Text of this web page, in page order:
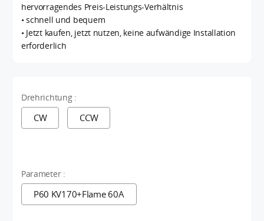
hervorragendes Preis-Leistungs-Verhältnis
• schnell und bequem
• Jetzt kaufen, jetzt nutzen, keine aufwändige Installation
erforderlich
Drehrichtung :
CW CCW
Parameter :
P60 KV170+Flame 60A